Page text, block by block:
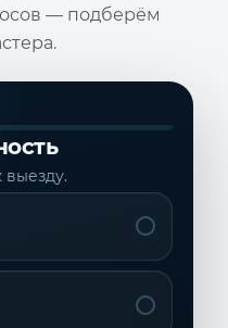
— подберём
выезду.